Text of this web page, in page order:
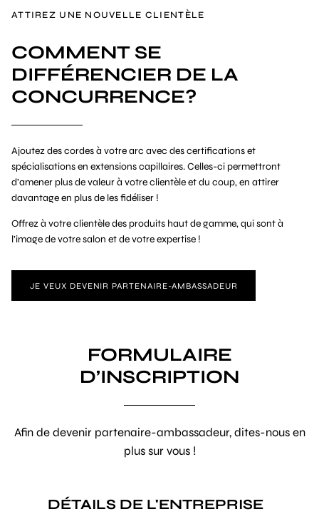
ATTIREZ UNE NOUVELLE CLIENTÈLE
COMMENT SE
DIFFÉRENCIER DE LA
CONCURRENCE?
Ajoutez des cordes à votre arc avec des certifications et
spécialisations en extensions capillaires. Celles-ci permettront
d’amener plus de valeur à votre clientèle et du coup, en attirer
davantage en plus de les fidéliser !
Offrez à votre clientèle des produits haut de gamme, qui sont à
l’image de votre salon et de votre expertise !
JE VEUX DEVENIR PARTENAIRE-AMBASSADEUR
FORMULAIRE
D’INSCRIPTION
Afin de devenir partenaire-ambassadeur, dites-nous en
plus sur vous !
DÉTAILS DE L'ENTREPRISE